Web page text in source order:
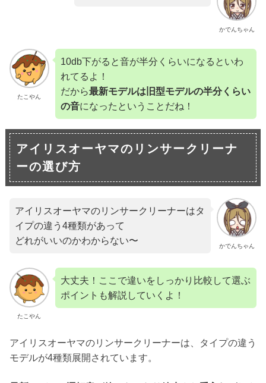
かでんちゃん
たこやん
10db下がると音が半分くらいになるといわ
れてるよ！
だから最新モデルは旧型モデルの半分くらい
の音になったということだね！
アイリスオーヤマのリンサークリーナ
ーの選び方
かでんちゃん
アイリスオーヤマのリンサークリーナーはタ
イプの違う4種類があって
どれがいいのかわからない〜
たこやん
大丈夫！ここで違いをしっかり比較して選ぶ
ポイントも解説していくよ！
アイリスオーヤマのリンサークリーナーは、タイプの違う
モデルが4種類展開されています。